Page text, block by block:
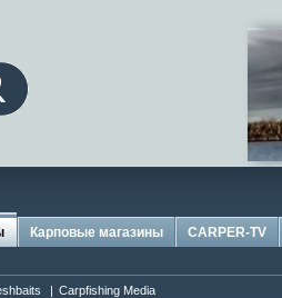
| Carpfishing Media
Карповые магазины CARPER-TV